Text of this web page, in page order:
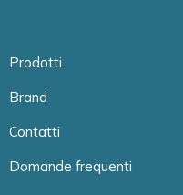
Prodotti
Brand
Contatti
Domande frequenti